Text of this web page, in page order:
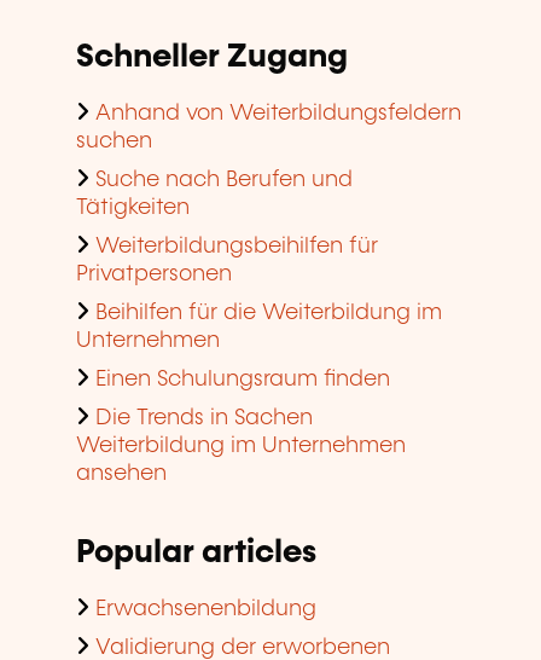
Schneller Zugang
Anhand von Weiterbildungsfeldern
suchen
Suche nach Berufen und
Tätigkeiten
Weiterbildungsbeihilfen für
Privatpersonen
Beihilfen für die Weiterbildung im
Unternehmen
Einen Schulungsraum finden
Die Trends in Sachen
Weiterbildung im Unternehmen
ansehen
Popular articles
Erwachsenenbildung
Validierung der erworbenen